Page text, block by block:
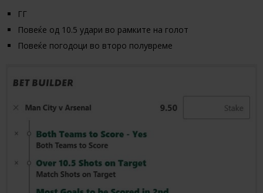
ГГ
Повеќе од 10.5 удари во рамките на голот
Повеќе погодоци во второ полувреме